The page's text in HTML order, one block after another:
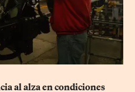
al alza en condiciones